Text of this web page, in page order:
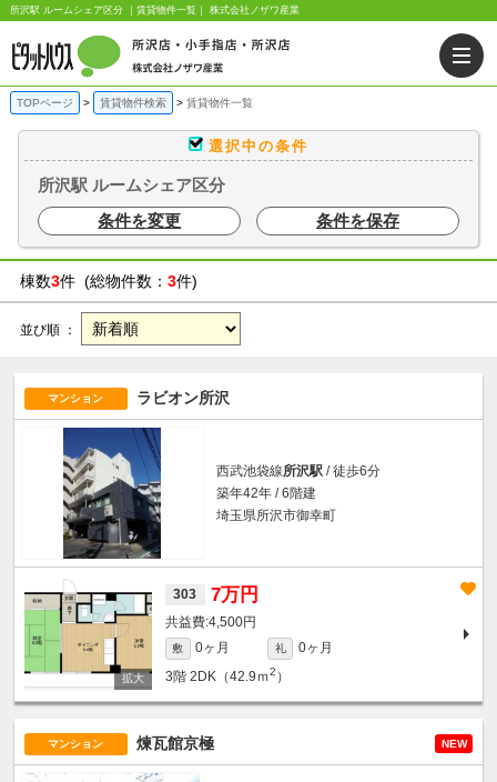
所沢駅 ルームシェア区分 ｜賃貸物件一覧｜ 株式会社ノザワ産業
TOPページ 賃貸物件検索 賃貸物件一覧
選択中の条件
所沢駅 ルームシェア区分
条件を変更
条件を保存
棟数3件 (総物件数： 3件)
並び順 ：
マンション ラビオン所沢
西武池袋線所沢駅 / 徒歩6分
築年42年 / 6階建
埼玉県所沢市御幸町
303 7万円
4,500円
敷 0ヶ月 礼
0ヶ月
3階 2DK（42.9ｍ2 ）
マンション 煉瓦館京極 NEW